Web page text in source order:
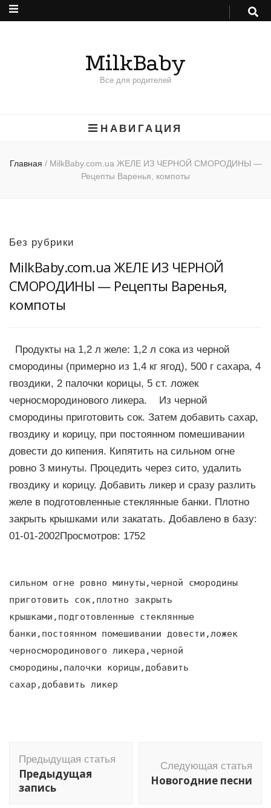
MilkBaby
Все для родителей
НАВИГАЦИЯ
Главная / MilkBaby.com.ua ЖЕЛЕ ИЗ ЧЕРНОЙ СМОРОДИНЫ —
Рецепты Варенья, компоты
Без рубрики
MilkBaby.com.ua ЖЕЛЕ ИЗ ЧЕРНОЙ
СМОРОДИНЫ — Рецепты Варенья,
компоты
Продукты на 1,2 л желе: 1,2 л сока из черной
смородины (примерно из 1,4 кг ягод), 500 г сахара, 4
гвоздики, 2 палочки корицы, 5 ст. ложек
черносмородинового ликера. Из черной
смородины приготовить сок. Затем добавить сахар,
гвоздику и корицу, при постоянном помешивании
довести до кипения. Кипятить на сильном огне
ровно 3 минуты. Процедить через сито, удалить
гвоздику и корицу. Добавить ликер и сразу разлить
желе в подготовленные стеклянные банки. Плотно
закрыть крышками или закатать. Добавлено в базу:
01-01-2002Просмотров: 1752
сильном огне ровно минуты,черной смородины
приготовить сок,плотно закрыть
крышками,подготовленные стеклянные
банки,постоянном помешивании довести,ложек
черносмородинового ликера,черной
смородины,палочки корицы,добавить
сахар,добавить ликер
по
записям
Предыдущая статья
Предыдущая
запись
Следующая статья
Новогодние песни